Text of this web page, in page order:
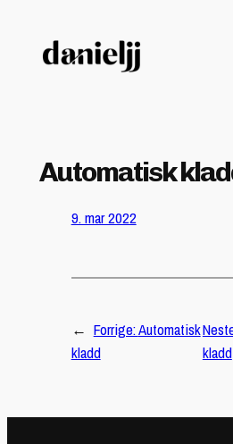
innhold
Automatisk
9. mar 2022
← Forrige:Automatisk
kladd
kladd